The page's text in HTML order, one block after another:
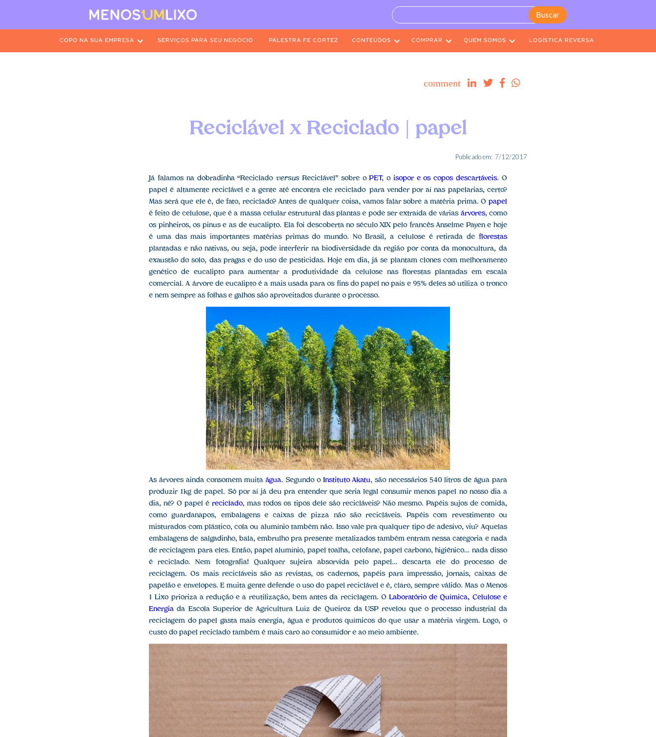
COPO NA SUA EMPRESA SERVIÇOS PARA SEU NEGÓCIO PALESTRA FE CORTEZ CONTEÚDOS COMPRAR QUEM SOMOS LOGÍSTICA REVERSA
comment    
Reciclável x Reciclado | papel
Publicado em: 7/12/2017
Já falamos na dobradinha “Reciclado versus Reciclável” sobre oPET, o isopor e os copos descartáveis. O
papel é altamente reciclável e a gente até encontra ele reciclado para vender por aí nas papelarias, certo?
Mas será que ele é, de fato, reciclado? Antes de qualquer coisa, vamos falar sobre a matéria prima. O papel
é feito de celulose, que é a massa celular estrutural das plantas e pode ser extraída de várias árvores, como
os pinheiros, os pinus e as de eucalipto. Ela foi descoberta no século XIX pelo francês Anselme Payen e hoje
é uma das mais importantes matérias primas do mundo. No Brasil, a celulose é retirada de florestas
plantadas e não nativas, ou seja, pode interferir na biodiversidade da região por conta da monocultura, da
exaustão do solo, das pragas e do uso de pesticidas. Hoje em dia, já se plantam clones com melhoramento
genético de eucalipto para aumentar a produtividade da celulose nas florestas plantadas em escala
comercial. A árvore de eucalipto é a mais usada para os fins do papel no país e 95% deles só utiliza o tronco
e nem sempre as folhas e galhos são aproveitados durante o processo.
As árvores ainda consomem muitaágua. Segundo o Instituto Akatu, são necessários 540 litros de água para
produzir 1kg de papel. Só por aí já deu pra entender que seria legal consumir menos papel no nosso dia a
dia, né? O papel éreciclado, mas todos os tipos dele são recicláveis? Não mesmo. Papéis sujos de comida,
como guardanapos, embalagens e caixas de pizza não são recicláveis. Papéis com revestimento ou
misturados com plástico, cola ou alumínio também não. Isso vale pra qualquer tipo de adesivo, viu? Aquelas
embalagens de salgadinho, bala, embrulho pra presente metalizados também entram nessa categoria e nada
de reciclagem para eles. Então, papel alumínio, papel toalha, celofane, papel carbono, higiênico… nada disso
é reciclado. Nem fotografia! Qualquer sujeira absorvida pelo papel… descarta ele do processo de
reciclagem. Os mais recicláveis são as revistas, os cadernos, papéis para impressão, jornais, caixas de
papelão e envelopes. E muita gente defende o uso do papel reciclável e é, claro, sempre válido. Mas o Menos
1 Lixo prioriza a redução e a reutilização, bem antes da reciclagem. O Laboratório de Química, Celulose e
Energia da Escola Superior de Agricultura Luiz de Queiroz da USP revelou que o processo industrial da
reciclagem do papel gasta mais energia, água e produtos químicos do que usar a matéria virgem. Logo, o
custo do papel reciclado também é mais caro ao consumidor e ao meio ambiente.